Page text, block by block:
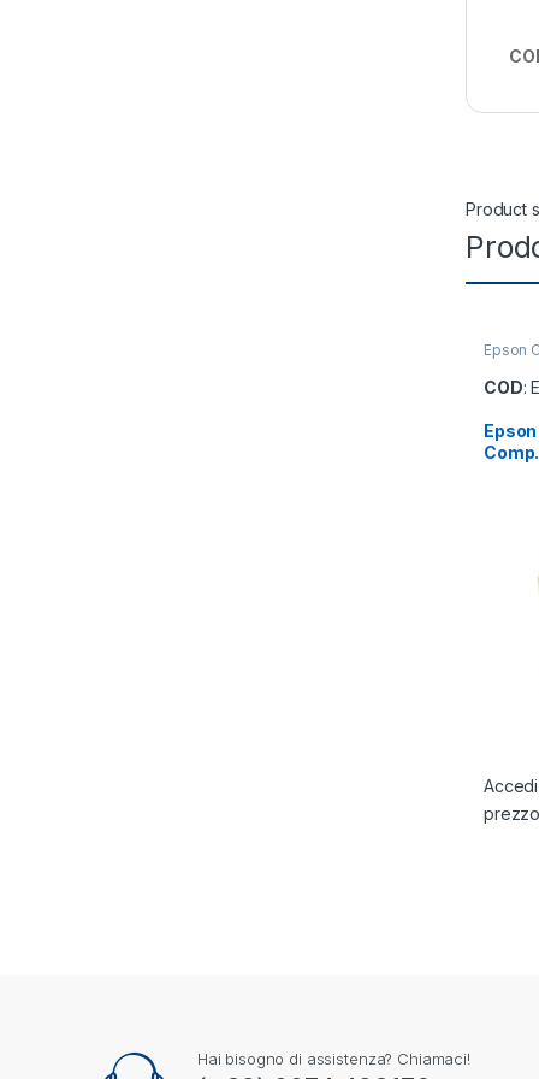
Product
Epson
COD:
prezzo
Hai bisogno di assistenza? Chiamaci!